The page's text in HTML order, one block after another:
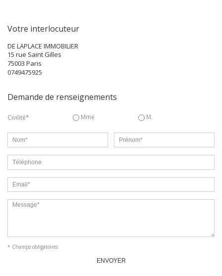
Votre interlocuteur
DE LAPLACE IMMOBILIER
15 rue Saint Gilles
75003 Paris
0749475925
Demande de renseignements
Civilité* Mme M.
* Champs obligatoires